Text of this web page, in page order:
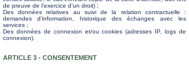
de preuve de l’exercice d’un droit) ;
Des données relatives au suivi de la relation contractuelle :
demandes d’information, historique des échanges avec les
services ;
Des données de connexion et/ou cookies (adresses IP, logs de
connexion).
ARTICLE 3 - CONSENTEMENT